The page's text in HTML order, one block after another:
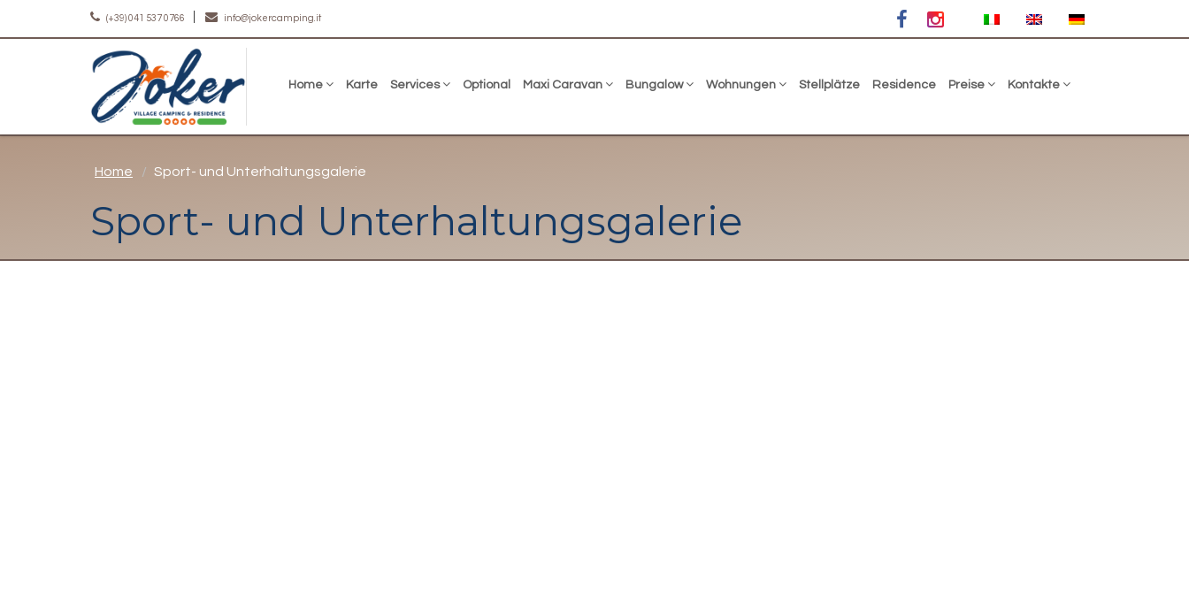
(+39) 041 537 0766 info@jokercamping.it
Home Karte Services Optional Maxi Caravan Bungalow Wohnungen Stellplätze Residence Preise Kontakte
Home Sport- und Unterhaltungsgalerie
Sport- und Unterhaltungsgalerie